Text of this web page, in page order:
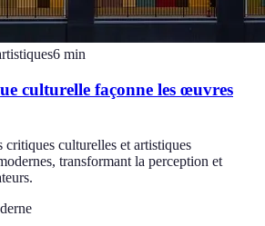
6 min
culturelle façonne les œuvres
culturelles et artistiques
transformant la perception et